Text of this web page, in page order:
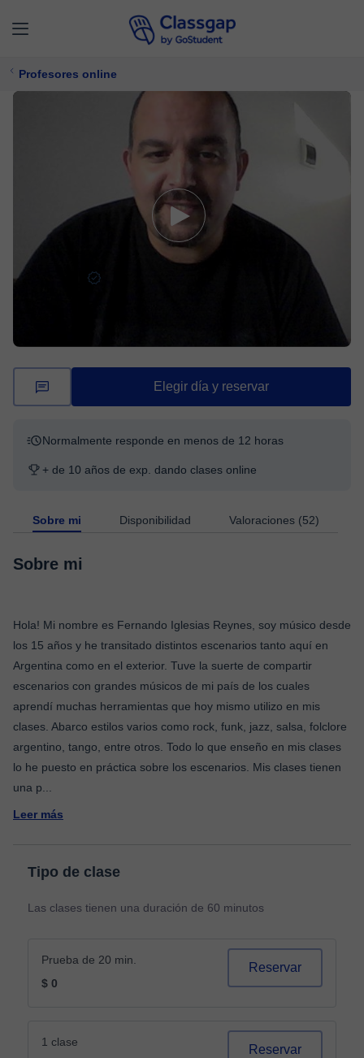
Profesores online
Fernando
Elegir día y reservar
Normalmente responde en menos de 12 horas
+ de 10 años de exp. dando clases online
Sobre mi Disponibilidad Valoraciones (52)
Sobre mi
Hola! Mi nombre es Fernando Iglesias Reynes, soy músico desde
los 15 años y he transitado distintos escenarios tanto aquí en
Argentina como en el exterior. Tuve la suerte de compartir
escenarios con grandes músicos de mi país de los cuales
aprendí muchas herramientas que hoy mismo utilizo en mis
clases. Abarco estilos varios como rock, funk, jazz, salsa, folclore
argentino, tango, entre otros. Todo lo que enseño en mis clases
lo he puesto en práctica sobre los escenarios. Mis clases tienen
una p
Leer más
Tipo de clase
Las clases tienen una duración de 60 minutos
Prueba de 20 min.
$ 0
Reservar
1 clase
Reservar